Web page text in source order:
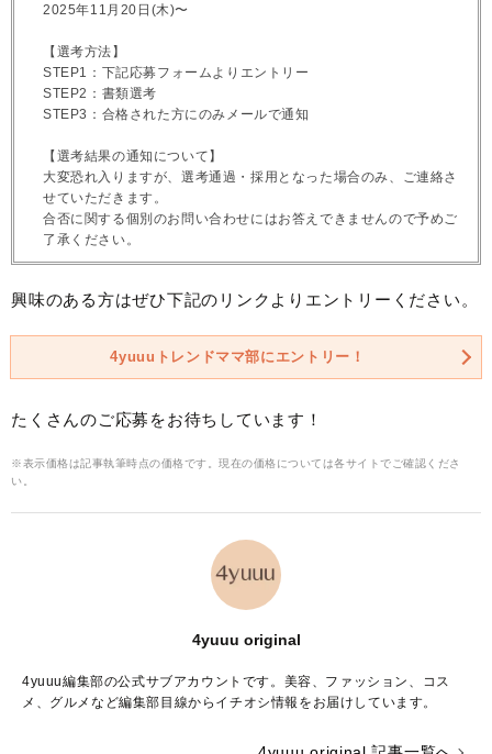
2025年11月20日(木)〜
【選考方法】
STEP1：下記応募フォームよりエントリー
STEP2：書類選考
STEP3：合格された方にのみメールで通知
【選考結果の通知について】
大変恐れ入りますが、選考通過・採用となった場合のみ、ご連絡さ
せていただきます。
合否に関する個別のお問い合わせにはお答えできませんので予めご
了承ください。
興味のある方はぜひ下記のリンクよりエントリーください。
4yuuuトレンドママ部にエントリー！
たくさんのご応募をお待ちしています！
※表示価格は記事執筆時点の価格です。現在の価格については各サイトでご確認くださ
い。
4yuuu original
4yuuu編集部の公式サブアカウントです。美容、ファッション、コス
メ、グルメなど編集部目線からイチオシ情報をお届けしています。